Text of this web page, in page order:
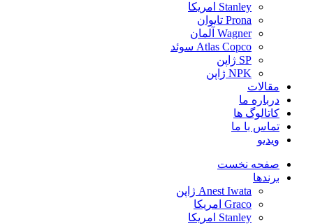
Stanley امریکا
Prona تایوان
Wagner آلمان
Atlas Copco سوئد
SP ژاپن
NPK ژاپن
مقالات
درباره ما
کاتالوگ ها
تماس با ما
ویدیو
صفحه نخست
برندها
Anest Iwata ژاپن
Graco امریکا
Stanley امریکا